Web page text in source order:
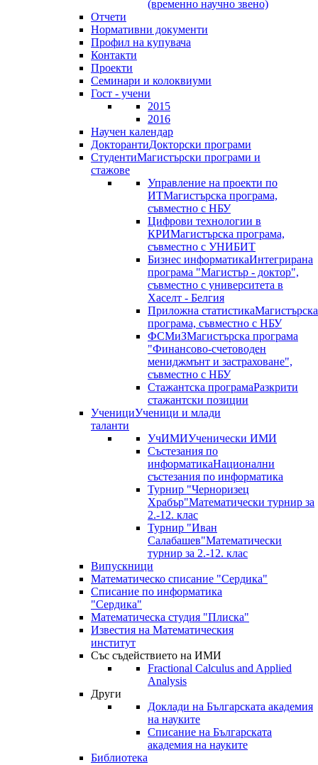
(временно научно звено)
Отчети
Нормативни документи
Профил на купувача
Контакти
Проекти
Семинари и колоквиуми
Гост - учени
2015
2016
Научен календар
ДокторантиДокторски програми
СтудентиМагистърски програми и
стажове
Управление на проекти по
ИТМагистърска програма,
съвместно с НБУ
Цифрови технологии в
КРИМагистърска програма,
съвместно с УНИБИТ
Бизнес информатикаИнтегрирана
програма "Магистър - доктор",
съвместно с университета в
Хаселт - Белгия
Приложна статистикаМагистърска
програма, съвместно с НБУ
ФСМиЗМагистърска програма
"Финансово-счетоводен
мениджмънт и застраховане",
съвместно с НБУ
Стажантска програмаРазкрити
стажантски позиции
УченициУченици и млади
таланти
УчИМИУченически ИМИ
Състезания по
информатикаНационални
състезания по информатика
Турнир "Черноризец
Храбър"Математически турнир за
2.-12. клас
Турнир "Иван
Салабашев"Математически
турнир за 2.-12. клас
Випускници
Математическо списание "Сердика"
Списание по информатика
"Сердика"
Математическа студия "Плиска"
Известия на Математическия
институт
Със съдействието на ИМИ
Fractional Calculus and Applied
Analysis
Други
Доклади на Българската академия
на науките
Списание на Българската
академия на науките
Библиотека